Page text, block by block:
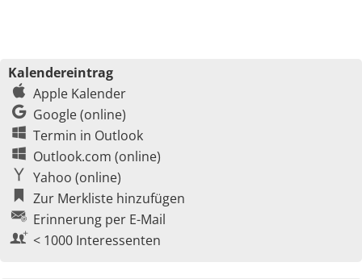
Kalendereintrag
Apple Kalender
Google (online)
Termin in Outlook
Outlook.com (online)
Yahoo (online)
Zur Merkliste hinzufügen
Erinnerung per E-Mail
< 1000 Interessenten